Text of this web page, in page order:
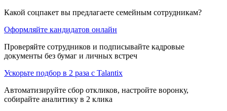
Какой соцпакет вы предлагаете семейным сотрудникам?
Оформляйте кандидатов онлайн
Проверяйте сотрудников и подписывайте кадровые
документы без бумаг и личных встреч
Ускорьте подбор в 2 раза с Talantix
Автоматизируйте сбор откликов, настройте воронку,
собирайте аналитику в 2 клика